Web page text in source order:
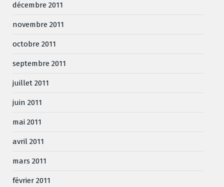
décembre 2011
novembre 2011
octobre 2011
septembre 2011
juillet 2011
juin 2011
mai 2011
avril 2011
mars 2011
février 2011